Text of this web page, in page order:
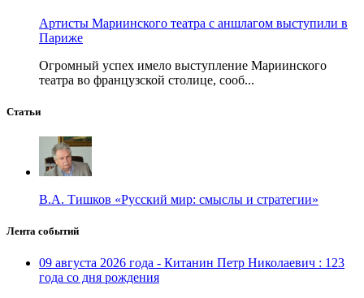
Артисты Мариинского театра с аншлагом выступили в
Париже
Огромный успех имело выступление Мариинского
театра во французской столице, сооб...
Статьи
В.А. Тишков «Русский мир: смыслы и стратегии»
Лента событий
09 августа 2026 года - Китанин Петр Николаевич : 123
года со дня рождения